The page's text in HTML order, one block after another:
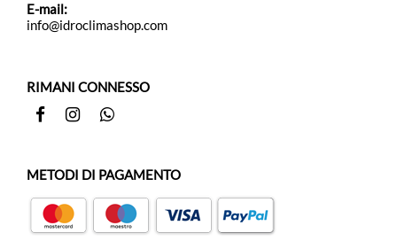
METODI DI PAGAMENTO
E-mail:
info@idroclimashop.com
RIMANI CONNESSO
FacebookInstagramWhatsapp